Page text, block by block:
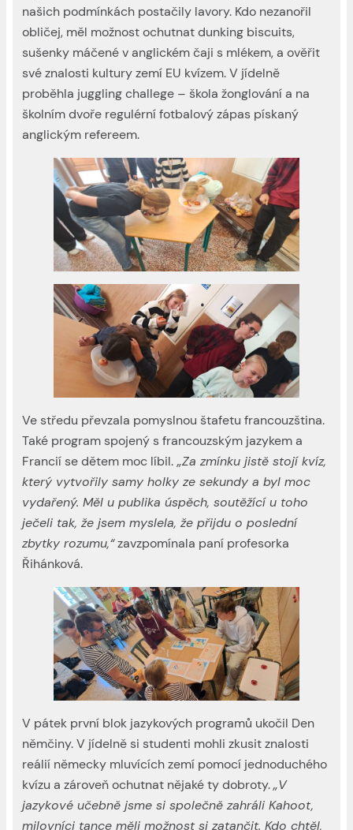
našich podmínkách postačily lavory. Kdo nezanořil
obličej, měl možnost ochutnat dunking biscuits,
sušenky máčené v anglickém čaji s mlékem, a ověřit
své znalosti kultury zemí EU kvízem. V jídelně
proběhla juggling challege – škola žonglování a na
školním dvoře regulérní fotbalový zápas pískaný
anglickým refereem.
Ve středu převzala pomyslnou štafetu francouzština.
Také program spojený s francouzským jazykem a
Francií se dětem moc líbil. „Za zmínku jistě stojí kvíz,
který vytvořily samy holky ze sekundy a byl moc
vydařený. Měl u publika úspěch, soutěžící u toho
ječeli tak, že jsem myslela, že přijdu o poslední
zbytky rozumu,“zavzpomínala paní profesorka
Řihánková.
V pátek první blok jazykových programů ukočil Den
němčiny. V jídelně si studenti mohli zkusit znalosti
reálií německy mluvících zemí pomocí jednoduchého
kvízu a zároveň ochutnat nějaké ty dobroty.„V
jazykové učebně jsme si společně zahráli Kahoot,
milovníci tance měli možnost si zatančit. Kdo chtěl,